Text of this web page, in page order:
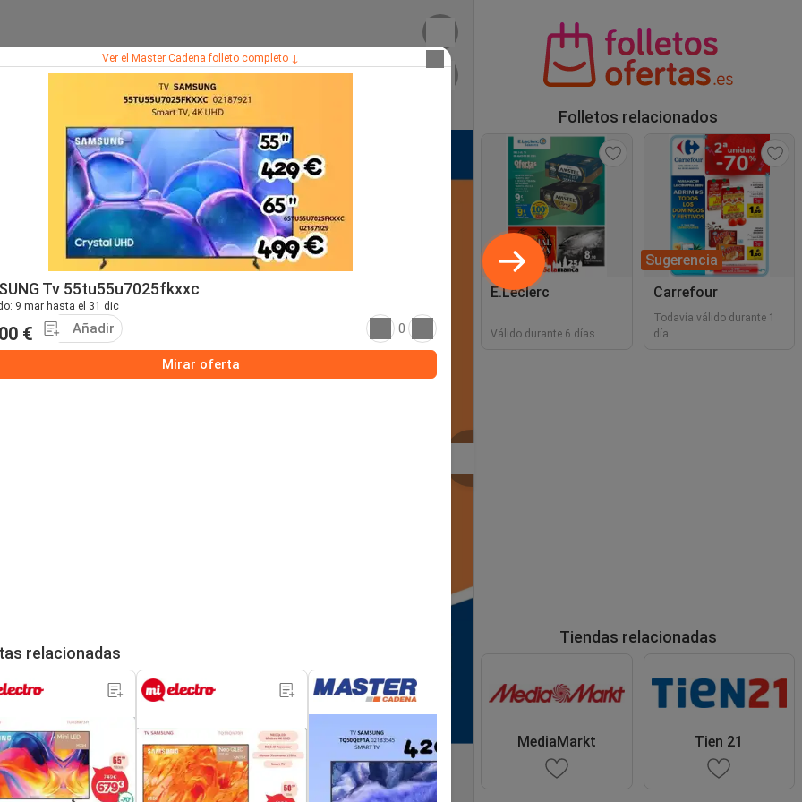
Folletos relacionados
E.Leclerc
Válido durante 6 días
Sugerencia
Carrefour
Todavía válido durante 1
día
Tiendas relacionadas
MediaMarkt Tien 21
Ver el Master Cadena folleto completo ↓
Tv 55tu55u7025fkxxc
9 mar hasta el 31 dic
€ Añadir 0
Mirar oferta
relacionadas